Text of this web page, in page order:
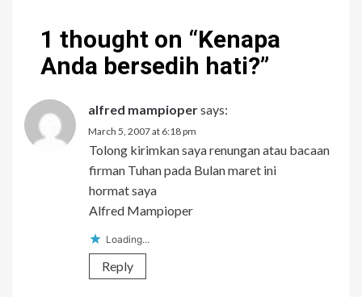
1 thought on “Kenapa
Anda bersedih hati?”
alfred mampiopersays:
March 5, 2007 at 6:18 pm
Tolong kirimkan saya renungan atau bacaan
firman Tuhan pada Bulan maret ini
hormat saya
Alfred Mampioper
Loading...
Reply